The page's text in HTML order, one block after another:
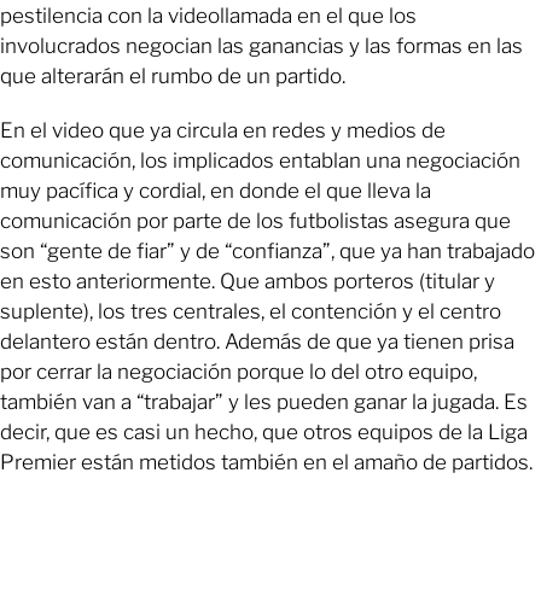
pestilencia con la videollamada en el que los
involucrados negocian las ganancias y las formas en las
que alterarán el rumbo de un partido.
En el video que ya circula en redes y medios de
comunicación, los implicados entablan una negociación
muy pacífica y cordial, en donde el que lleva la
comunicación por parte de los futbolistas asegura que
son “gente de fiar” y de “confianza”, que ya han trabajado
en esto anteriormente. Que ambos porteros (titular y
suplente), los tres centrales, el contención y el centro
delantero están dentro. Además de que ya tienen prisa
por cerrar la negociación porque lo del otro equipo,
también van a “trabajar” y les pueden ganar la jugada. Es
decir, que es casi un hecho, que otros equipos de la Liga
Premier están metidos también en el amaño de partidos.